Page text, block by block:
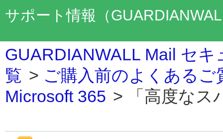
サポート情報（
GUARDIANWALL Mail セ
覧 > ご購入前のよくあるご
Microsoft 365 > 「高度な